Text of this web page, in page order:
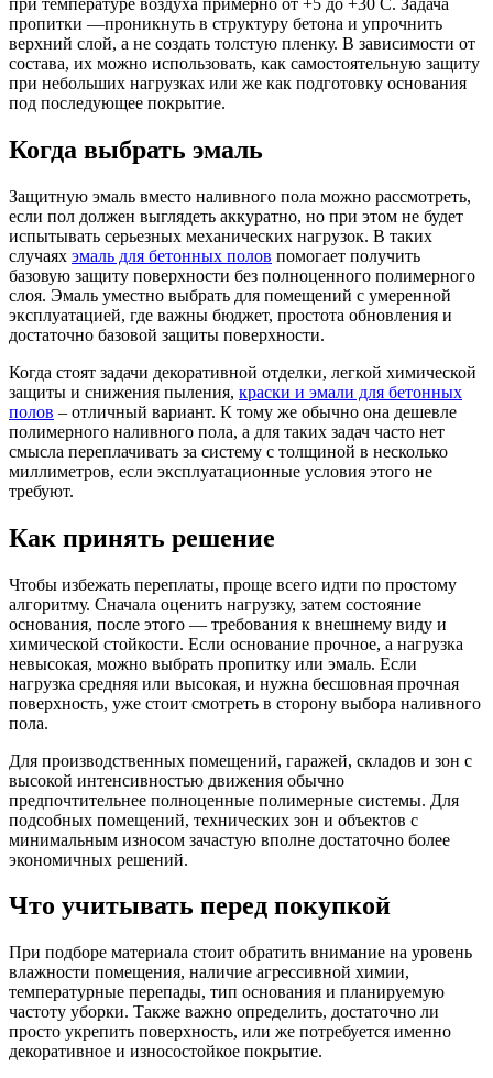
при температуре воздуха примерно от +5 до +30 C. Задача
пропитки —проникнуть в структуру бетона и упрочнить
верхний слой, а не создать толстую пленку. В зависимости от
состава, их можно использовать, как самостоятельную защиту
при небольших нагрузках или же как подготовку основания
под последующее покрытие.
Когда выбрать эмаль
Защитную эмаль вместо наливного пола можно рассмотреть,
если пол должен выглядеть аккуратно, но при этом не будет
испытывать серьезных механических нагрузок. В таких
случаях эмаль для бетонных полов помогает получить
базовую защиту поверхности без полноценного полимерного
слоя. Эмаль уместно выбрать для помещений с умеренной
эксплуатацией, где важны бюджет, простота обновления и
достаточно базовой защиты поверхности.
Когда стоят задачи декоративной отделки, легкой химической
защиты и снижения пыления, краски и эмали для бетонных
полов – отличный вариант. К тому же обычно она дешевле
полимерного наливного пола, а для таких задач часто нет
смысла переплачивать за систему с толщиной в несколько
миллиметров, если эксплуатационные условия этого не
требуют.
Как принять решение
Чтобы избежать переплаты, проще всего идти по простому
алгоритму. Сначала оценить нагрузку, затем состояние
основания, после этого — требования к внешнему виду и
химической стойкости. Если основание прочное, а нагрузка
невысокая, можно выбрать пропитку или эмаль. Если
нагрузка средняя или высокая, и нужна бесшовная прочная
поверхность, уже стоит смотреть в сторону выбора наливного
пола.
Для производственных помещений, гаражей, складов и зон с
высокой интенсивностью движения обычно
предпочтительнее полноценные полимерные системы. Для
подсобных помещений, технических зон и объектов с
минимальным износом зачастую вполне достаточно более
экономичных решений.
Что учитывать перед покупкой
При подборе материала стоит обратить внимание на уровень
влажности помещения, наличие агрессивной химии,
температурные перепады, тип основания и планируемую
частоту уборки. Также важно определить, достаточно ли
просто укрепить поверхность, или же потребуется именно
декоративное и износостойкое покрытие.